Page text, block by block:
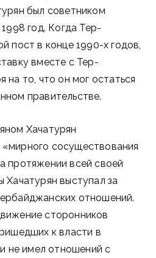
был советником
год. Когда Тер-
пост в конце 1990-х годов,
вместе с Тер-
на то, что он мог остаться
правительстве.
Хачатурян
сосуществования
протяжении всей своей
Хачатурян выступал за
отношений.
сторонников
к власти в
не имел отношений с